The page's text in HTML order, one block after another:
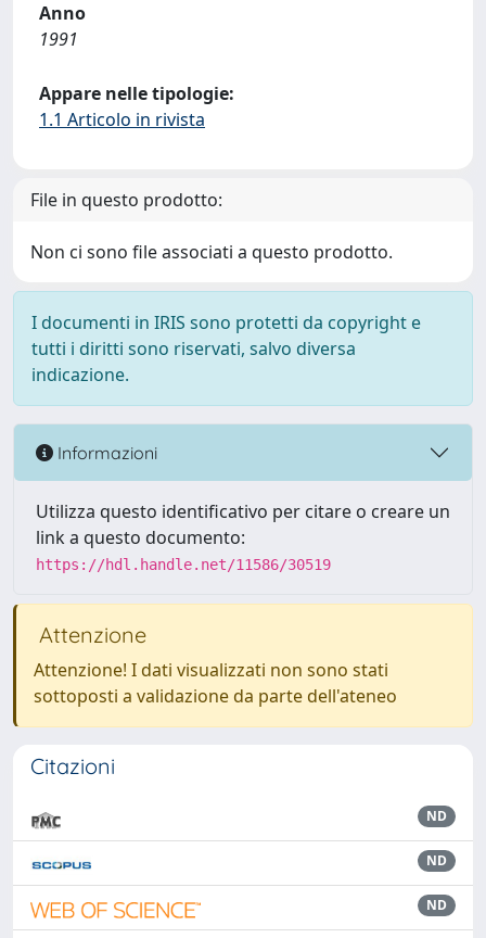
Anno
1991
Appare nelle tipologie:
1.1 Articolo in rivista
File in questo prodotto:
Non ci sono file associati a questo prodotto.
I documenti in IRIS sono protetti da copyright e
tutti i diritti sono riservati, salvo diversa
indicazione.
Informazioni
Utilizza questo identificativo per citare o creare un
link a questo documento:
https://hdl.handle.net/11586/30519
Attenzione
Attenzione! I dati visualizzati non sono stati
sottoposti a validazione da parte dell'ateneo
Citazioni
ND
ND
ND